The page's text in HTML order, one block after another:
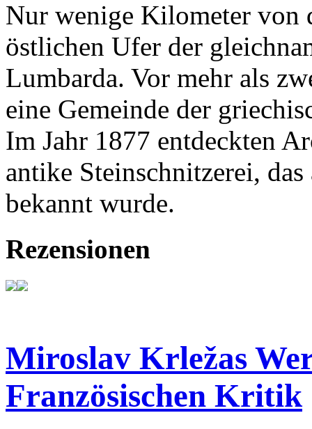
Nur wenige Kilometer von
östlichen Ufer der
Lumbarda. Vor mehr als
eine Gemeinde der
Im Jahr 1877 entdeckten
antike Steinschnitzerei,
bekannt wurde.
Rezensionen
Miroslav Krležas
Französischen Kritik